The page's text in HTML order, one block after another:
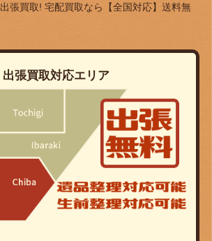
張買取! 宅配買取なら
【全国対応】送料無
出張買取対応エリア